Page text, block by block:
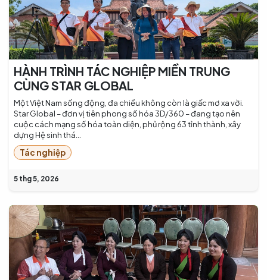
HÀNH TRÌNH TÁC NGHIỆP MIỀN TRUNG
CÙNG STAR GLOBAL
Một Việt Nam sống động, đa chiều không còn là giấc mơ xa vời.
Star Global – đơn vị tiên phong số hóa 3D/360 – đang tạo nên
cuộc cách mạng số hóa toàn diện, phủ rộng 63 tỉnh thành, xây
dựng Hệ sinh thá...
Tác nghiệp
5 thg 5, 2026